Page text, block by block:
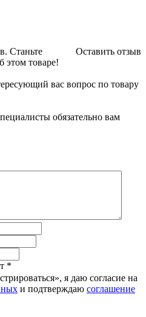
Оставить отзыв
Станьте
этом товаре!
вас вопрос по товару
обязательно вам
*
я даю согласие на
и подтверждаю соглашение